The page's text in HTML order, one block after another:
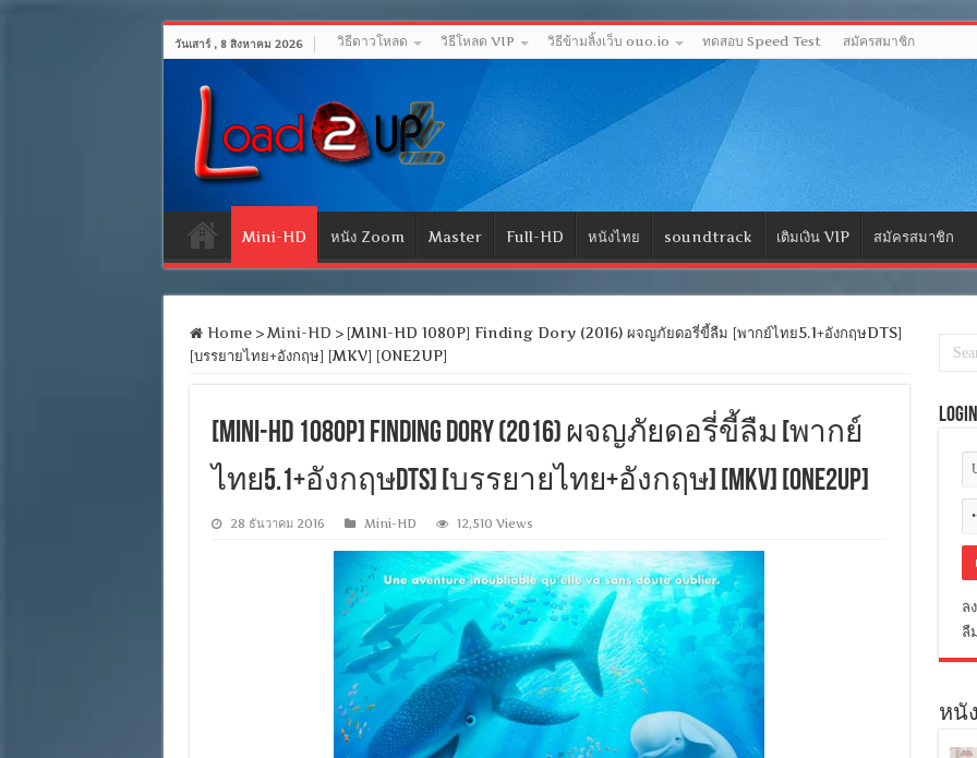
วันเสาร์ , 8 สิงหาคม 2026 วิธีดาวโหลด วิธีโหลด VIP วิธีข้ามลิ้งเว็บ ouo.io ทดสอบ Speed Test สมัครสมาชิก
Mini-HD หนัง Zoom Master Full-HD หนังไทย soundtrack เติมเงิน VIP สมัครสมาชิก
Home > Mini-HD > [MINI-HD 1080P] Finding Dory (2016) ผจญภัยดอรี่ขี้ลืม [พากย์ไทย5.1+อังกฤษDTS]
[บรรยายไทย+อังกฤษ] [MKV] [ONE2UP]
[MINI-HD 1080P] Finding Dory (2016) ผจญภัยดอรี่ขี้ลืม [พากย์
ไทย5.1+อังกฤษDTS] [บรรยายไทย+อังกฤษ] [MKV] [ONE2UP]
28 ธันวาคม 2016 Mini-HD 12,510 Views
Login
ล
ลื
หนั